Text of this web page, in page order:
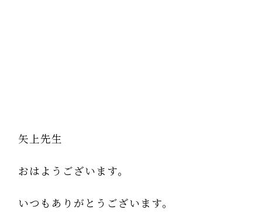
矢上先生
おはようございます。
いつもありがとうございます。